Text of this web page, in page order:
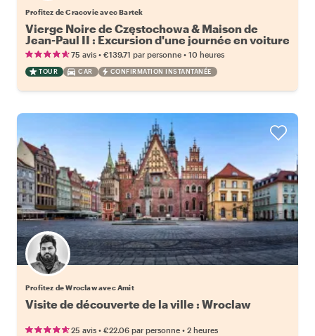
Profitez de Cracovie avec Bartek
Vierge Noire de Częstochowa & Maison de
Jean-Paul II : Excursion d'une journée en voiture
75 avis • €139.71 par personne • 10 heures
TOUR CAR CONFIRMATION INSTANTANÉE
Profitez de Wrocław avec Amit
Visite de découverte de la ville : Wroclaw
25 avis • €22.06 par personne • 2 heures